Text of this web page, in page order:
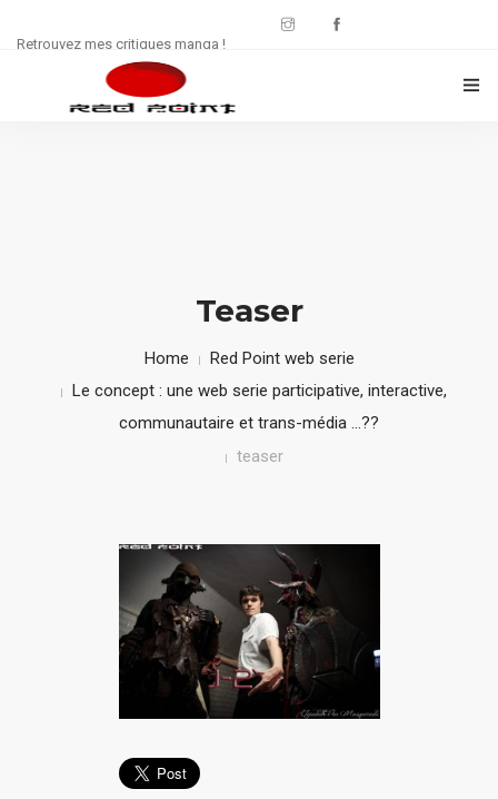
Retrouvez mes critiques manga !
CONTACT
Teaser
Home
Red Point web serie
Le concept : une web serie participative, interactive,
communautaire et trans-média …??
teaser